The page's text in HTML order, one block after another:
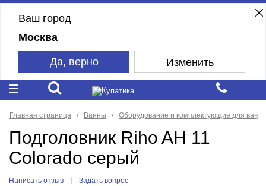
Ваш город
Москва
Да, верно Изменить
Главная страница Ванны Оборудование и комплектующие для ванн
Подголовник Riho AH 11
Colorado серый
Написать отзыв Задать вопрос